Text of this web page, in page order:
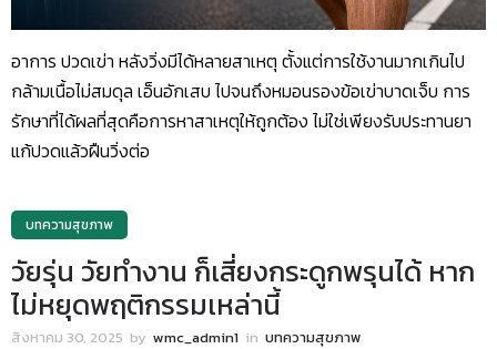
อาการ ปวดเข่า หลังวิ่งมีได้หลายสาเหตุ ตั้งแต่การใช้งานมากเกินไป
กล้ามเนื้อไม่สมดุล เอ็นอักเสบ ไปจนถึงหมอนรองข้อเข่าบาดเจ็บ การ
รักษาที่ได้ผลที่สุดคือการหาสาเหตุให้ถูกต้อง ไม่ใช่เพียงรับประทานยา
แก้ปวดแล้วฝืนวิ่งต่อ
บทความสุขภาพ
วัยรุ่น วัยทำงาน ก็เสี่ยงกระดูกพรุนได้ หาก
ไม่หยุดพฤติกรรมเหล่านี้
สิงหาคม 30, 2025 by wmc_admin1 in บทความสุขภาพ